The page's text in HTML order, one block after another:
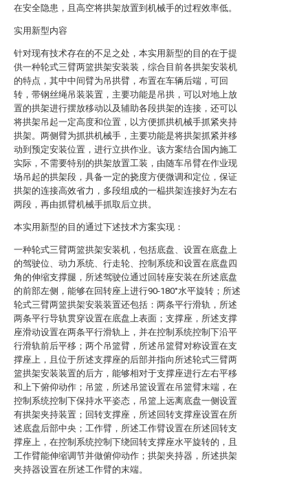
在安全隐患，且高空将拱架放置到机械手的过程效率低。
实用新型内容
针对现有技术存在的不足之处，本实用新型的目的在于提
供一种轮式三臂两篮拱架安装装，综合目前各拱架安装机
的特点，其中中间臂为吊拱臂，布置在车辆后端，可回
转，带钢丝绳吊装装置，主要功能是吊拱，可以对地上放
置的拱架进行摆放移动以及辅助各段拱架的连接，还可以
将拱架吊起一定高度和位置，以方便抓拱机械手抓紧夹持
拱架。两侧臂为抓拱机械手，主要功能是将拱架抓紧并移
动到预定安装位置，进行立拱作业。该方案结合国内施工
实际，不需要特别的拱架放置工装，由随车吊臂在作业现
场吊起的拱架段，具备一定的挠度方便微调和定位，保证
拱架的连接高效省力，多段组成的一榀拱架连接好为左右
两段，再由抓臂机械手抓取后立拱。
本实用新型的目的通过下述技术方案实现：
一种轮式三臂两篮拱架安装机，包括底盘、设置在底盘上
的驾驶位、动力系统、行走轮、控制系统和设置在底盘四
角的伸缩支撑腿，所述驾驶位通过回转座安装在所述底盘
的前部左侧，能够在回转座上进行90-180°水平旋转；所述
轮式三臂两篮拱架安装装置还包括：两条平行滑轨，所述
两条平行导轨贯穿设置在底盘上表面；支撑座，所述支撑
座滑动设置在两条平行滑轨上，并在控制系统控制下沿平
行滑轨前后平移；两个吊篮臂，所述吊篮臂对称设置在支
撑座上，且位于所述支撑座的后部并指向所述轮式三臂两
篮拱架安装装置的后方，能够相对于支撑座进行左右平移
和上下俯仰动作；吊篮，所述吊篮设置在吊篮臂末端，在
控制系统控制下保持水平姿态，吊篮上远离底盘一侧设置
有拱架夹持装置；回转支撑座，所述回转支撑座设置在所
述底盘后部中央；工作臂，所述工作臂设置在所述回转支
撑座上，在控制系统控制下绕回转支撑座水平旋转的，且
工作臂能伸缩调节并做俯仰动作；拱架夹持器，所述拱架
夹持器设置在所述工作臂的末端。